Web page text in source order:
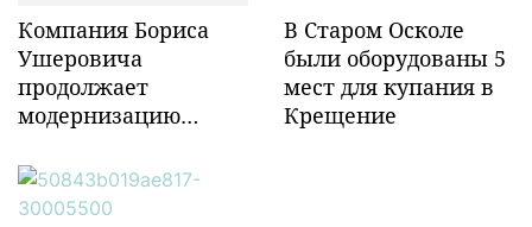
Компания Бориса
Ушеровича
продолжает
модернизацию
инфраструктуры в
Забайкалье
В Старом Осколе
были оборудованы 5
мест для купания в
Крещение